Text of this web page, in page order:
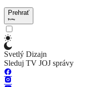
Prehrať
Svetlý Dizajn
Sleduj TV JOJ správy